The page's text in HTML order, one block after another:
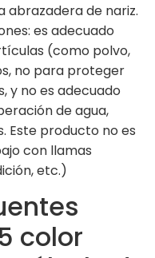
abrazadera de nariz.
es adecuado
(como polvo,
no para proteger
y no es adecuado
de agua,
Este producto no es
con llamas
etc.)
color